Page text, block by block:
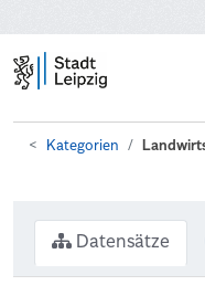
Kategorien
Datensätze